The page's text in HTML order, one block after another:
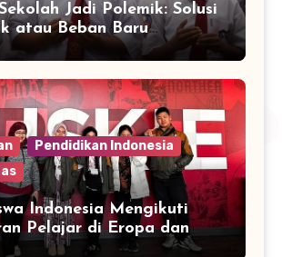
Jadi Polemik: Solusi
atau Beban Baru
Pendidikan?
Pendidikan Indonesia
Indonesia Mengikuti
Pelajar di Eropa dan